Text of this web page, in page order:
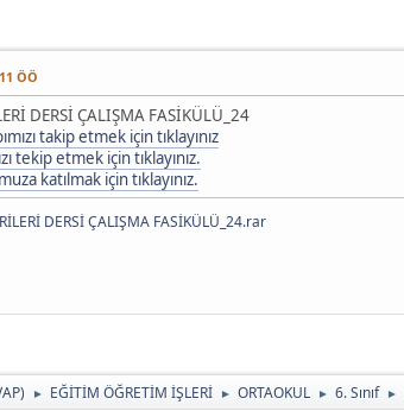
ÖÖ
DERSİ ÇALIŞMA FASİKÜLÜ_24
takip etmek için tıklayınız
tekip etmek için tıklayınız.
katılmak için tıklayınız.
DERSİ ÇALIŞMA FASİKÜLÜ_24.rar
► EĞİTİM ÖĞRETİM İŞLERİ ► ORTAOKUL ► 6. Sınıf ►